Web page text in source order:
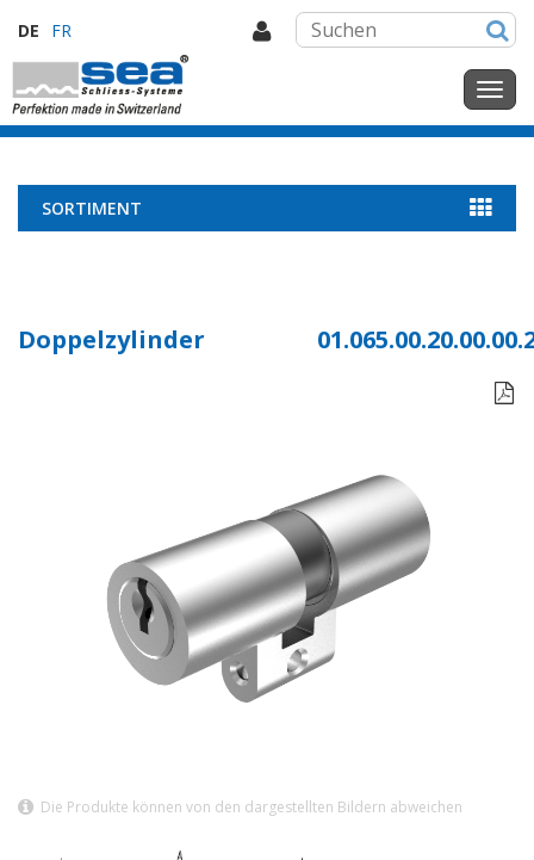
DE FR
SORTIMENT
Doppelzylinder

Die Produkte können von den dargestellten Bildern abweichen